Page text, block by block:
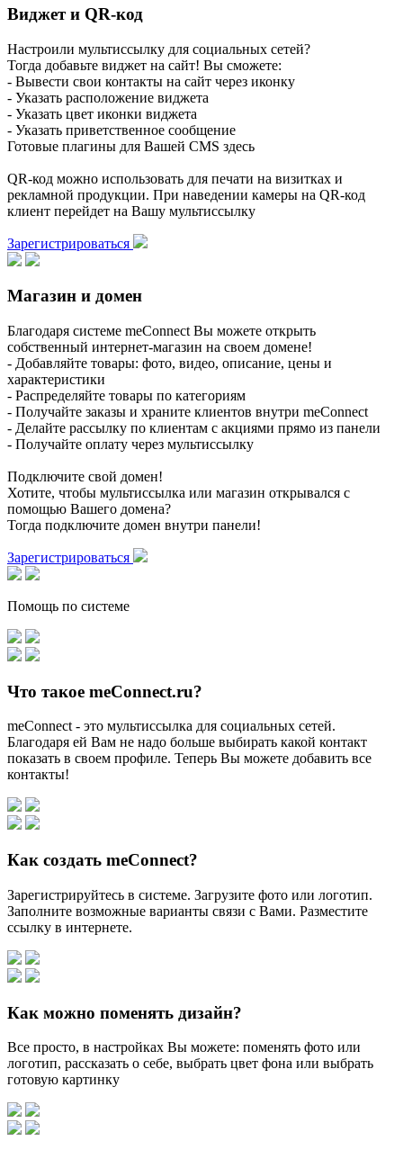
Виджет и QR-код
Настроили мультиссылку для социальных сетей?
Тогда добавьте виджет на сайт! Вы сможете:
- Вывести свои контакты на сайт через иконку
- Указать расположение виджета
- Указать цвет иконки виджета
- Указать приветственное сообщение
Готовые плагины для Вашей CMS здесь
QR-код можно использовать для печати на визитках и
рекламной продукции. При наведении камеры на QR-код
клиент перейдет на Вашу мультиссылку
Зарегистрироваться
Магазин и домен
Благодаря системе meConnect Вы можете открыть
собственный интернет-магазин на своем домене!
- Добавляйте товары: фото, видео, описание, цены и
характеристики
- Распределяйте товары по категориям
- Получайте заказы и храните клиентов внутри meConnect
- Делайте рассылку по клиентам с акциями прямо из панели
- Получайте оплату через мультиссылку
Подключите свой домен!
Хотите, чтобы мультиссылка или магазин открывался с
помощью Вашего домена?
Тогда подключите домен внутри панели!
Зарегистрироваться
Помощь по системе
Что такое meConnect.ru?
meConnect - это мультиссылка для социальных сетей.
Благодаря ей Вам не надо больше выбирать какой контакт
показать в своем профиле. Теперь Вы можете добавить все
контакты!
Как создать meConnect?
Зарегистрируйтесь в системе. Загрузите фото или логотип.
Заполните возможные варианты связи с Вами. Разместите
ссылку в интернете.
Как можно поменять дизайн?
Все просто, в настройках Вы можете: поменять фото или
логотип, рассказать о себе, выбрать цвет фона или выбрать
готовую картинку